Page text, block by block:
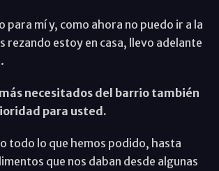
para mí y, como ahora no puedo ir a la
rezando estoy en casa, llevo adelante
necesitados del barrio también
para usted.
todo lo que hemos podido, hasta
que nos daban desde algunas